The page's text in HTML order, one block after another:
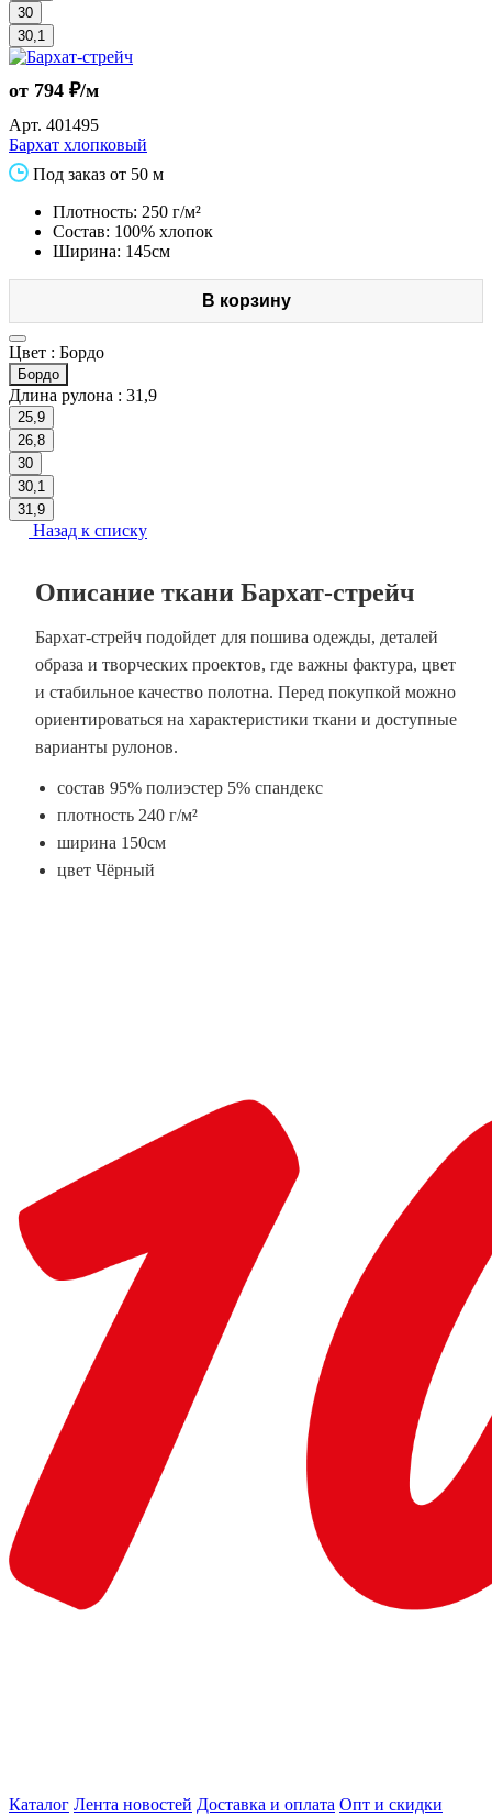
30
30,1
от 794 ₽/м
Арт. 401495
Бархат хлопковый
Под заказ от 50 м
Плотность: 250 г/м²
Состав: 100% хлопок
Ширина: 145см
В корзину
Цвет : Бордо
Бордо
Длина рулона : 31,9
25,9
26,8
30
30,1
31,9
Назад к списку
Описание ткани Бархат-стрейч
Бархат-стрейч подойдет для пошива одежды, деталей
образа и творческих проектов, где важны фактура, цвет
и стабильное качество полотна. Перед покупкой можно
ориентироваться на характеристики ткани и доступные
варианты рулонов.
состав 95% полиэстер 5% спандекс
плотность 240 г/м²
ширина 150см
цвет Чёрный
Каталог Лента новостей Доставка и оплата Опт и скидки